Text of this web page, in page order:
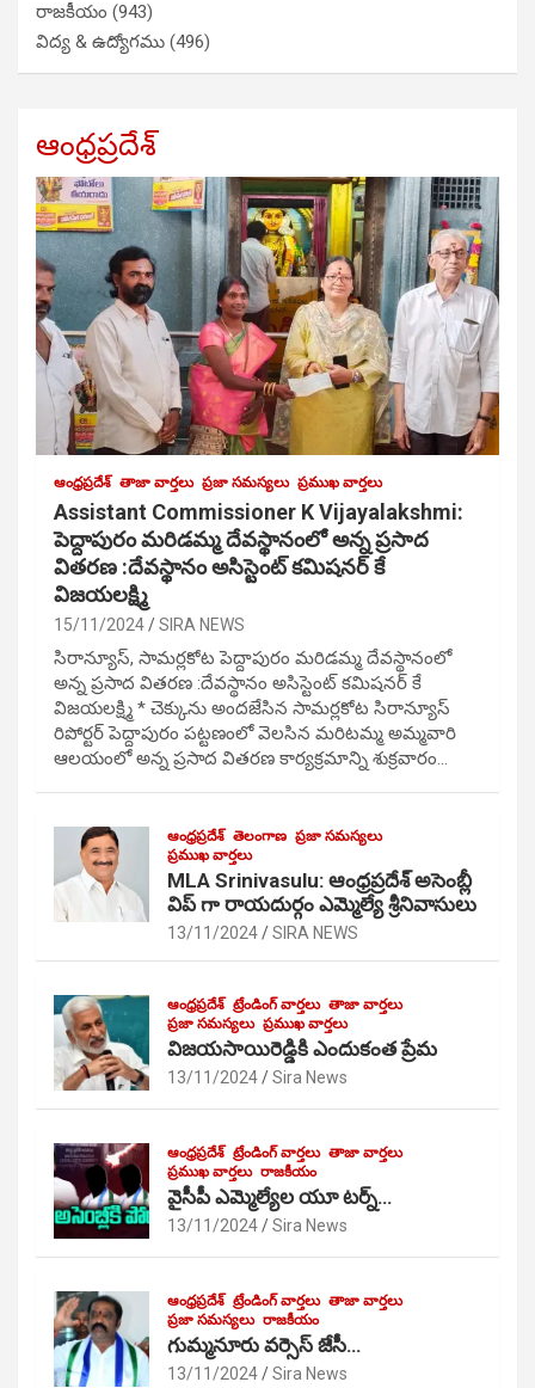
రాజకీయం (943)
విద్య & ఉద్యోగము (496)
ఆంధ్రప్రదేశ్
ఆంధ్రప్రదేశ్ తాజా వార్తలు ప్రజా సమస్యలు ప్రముఖ వార్తలు
Assistant Commissioner K Vijayalakshmi:
పెద్దాపురం మరిడమ్మ దేవస్థానంలో అన్న ప్రసాద
వితరణ :దేవస్థానం అసిస్టెంట్ కమిషనర్ కే
విజయలక్ష్మి
15/11/2024 SIRA NEWS
సిరాన్యూస్, సామర్లకోట పెద్దాపురం మరిడమ్మ దేవస్థానంలో
అన్న ప్రసాద వితరణ :దేవస్థానం అసిస్టెంట్ కమిషనర్ కే
విజయలక్ష్మి * చెక్కును అందజేసిన సామర్లకోట సిరాన్యూస్
రిపోర్టర్ పెద్దాపురం పట్టణంలో వెలసిన మరిటమ్మ అమ్మవారి
ఆలయంలో అన్న ప్రసాద వితరణ కార్యక్రమాన్ని శుక్రవారం…
ఆంధ్రప్రదేశ్ తెలంగాణ ప్రజా సమస్యలు
ప్రముఖ వార్తలు
MLA Srinivasulu: ఆంధ్రప్రదేశ్ అసెంబ్లీ
విప్ గా రాయదుర్గం ఎమ్మెల్యే శ్రీనివాసులు
13/11/2024 SIRA NEWS
ఆంధ్రప్రదేశ్ ట్రేండింగ్ వార్తలు తాజా వార్తలు
ప్రజా సమస్యలు ప్రముఖ వార్తలు
విజయసాయిరెడ్డికి ఎందుకంత ప్రేమ
13/11/2024 Sira News
ఆంధ్రప్రదేశ్ ట్రేండింగ్ వార్తలు తాజా వార్తలు
ప్రముఖ వార్తలు రాజకీయం
వైసీపీ ఎమ్మెల్యేల యూ టర్న్…
13/11/2024 Sira News
ఆంధ్రప్రదేశ్ ట్రేండింగ్ వార్తలు తాజా వార్తలు
ప్రజా సమస్యలు రాజకీయం
గుమ్మనూరు వర్సెస్ జేసీ…
13/11/2024 Sira News